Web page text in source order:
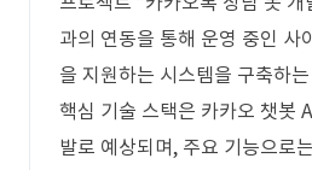
과의 연동을 통해 운영 중인 사
을 지원하는 시스템을 구축하
핵심 기술 스택은 카카오 챗봇
발로 예상되며, 주요 기능으로